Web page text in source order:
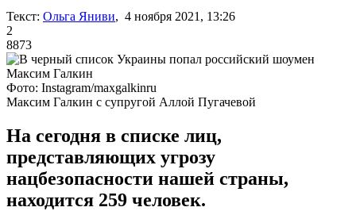
Текст: Ольга Яниви, 4 ноября 2021, 13:26
2
8873
Фото: Instagram/maxgalkinru
Максим Галкин с супругой Аллой Пугачевой
На сегодня в списке лиц,
представляющих угрозу
нацбезопасности нашей страны,
находится 259 человек.